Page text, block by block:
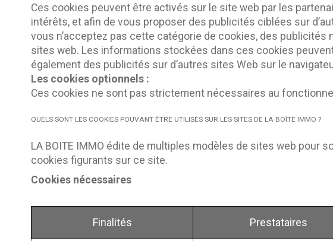
Ces cookies peuvent être activés sur le site web par les
intérêts, et afin de vous proposer des publicités ciblées sur
vous n’acceptez pas cette catégorie de cookies, des
sites web. Les informations stockées dans ces cookies
également des publicités sur d’autres sites Web sur le
Les cookies optionnels :
Ces cookies ne sont pas strictement nécessaires au
QUELS SONT LES COOKIES POUVANT ÊTRE UTILISÉS SUR LES SITES DE LA BOÎTE IMMO ?
LA BOITE IMMO édite de multiples modèles de sites web pour
cookies figurants sur ce site.
Cookies nécessaires
Finalités Prestataires